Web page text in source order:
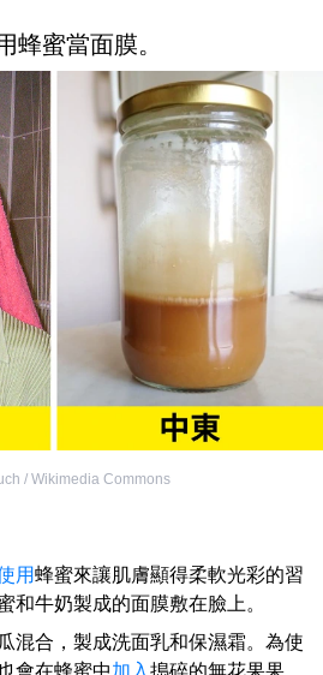
蜂蜜當面膜。
/ Wikimedia Commons
用蜂蜜來讓肌膚顯得柔軟光彩的習
和牛奶製成的面膜敷在臉上。
混合，製成洗面乳和保濕霜。為使